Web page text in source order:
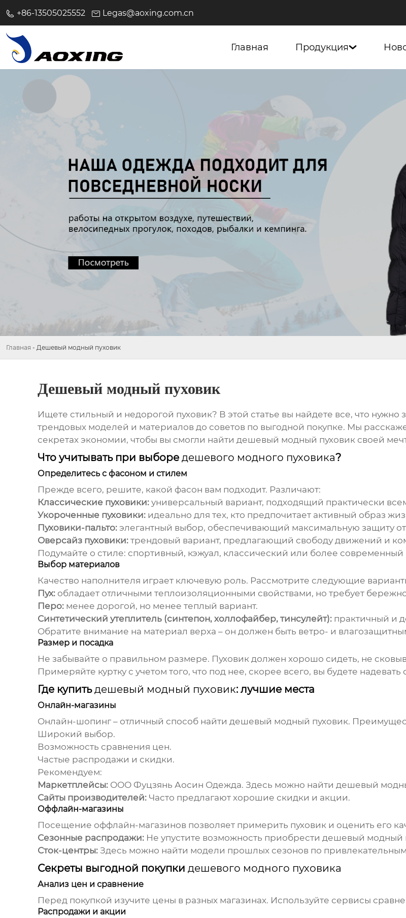
+86-13505025552 Legas@aoxing.com.cn
Главная Продукция
Главная - Дешевый модный пуховик
Дешевый модный пуховик
Ищете стильный и недорогой пуховик? В этой статье вы найдете все, что
трендовых моделей и материалов до советов по выгодной покупке. Мы
секретах экономии, чтобы вы смогли найти дешевый модный пуховиксвоей
Что учитывать при выборе дешевого модного пуховика?
Определитесь с фасоном и стилем
Прежде всего, решите, какой фасон вам подходит. Различают:
Классические пуховики:универсальный вариант, подходящий практически
Укороченные пуховики:идеально для тех, кто предпочитает активный образ
Пуховики-пальто:элегантный выбор, обеспечивающий максимальную защиту от
Оверсайз пуховики:трендовый вариант, предлагающий свободу движений и
Подумайте о стиле: спортивный, кэжуал, классический или более
Выбор материалов
Качество наполнителя играет ключевую роль. Рассмотрите следующие
Пух:обладает отличными теплоизоляционными свойствами, но требует
Перо:менее дорогой, но менее теплый вариант.
Синтетический утеплитель (синтепон, холлофайбер, тинсулейт):практичный и
Обратите внимание на материал верха – он должен быть ветро- и
Размер и посадка
Не забывайте о правильном размере. Пуховик должен хорошо сидеть, не
Примеряйте куртку с учетом того, что под нее, скорее всего, вы будете надевать
Где купитьдешевый модный пуховик: лучшие места
Онлайн-магазины
Онлайн-шопинг – отличный способ найти дешевый модный пуховик.
Широкий выбор.
Возможность сравнения цен.
Частые распродажи и скидки.
Рекомендуем:
Маркетплейсы: ООО Фуцзянь Аосин Одежда. Здесь можно найти дешевый
Сайты производителей:Часто предлагают хорошие скидки и акции.
Оффлайн-магазины
Посещение оффлайн-магазинов позволяет примерить пуховик и оценить его
Сезонные распродажи:Не упустите возможность приобрести дешевый модный
Сток-центры:Здесь можно найти модели прошлых сезонов по
Секреты выгодной покупки дешевого модного пуховика
Анализ цен и сравнение
Перед покупкой изучите цены в разных магазинах. Используйте сервисы
Распродажи и акции